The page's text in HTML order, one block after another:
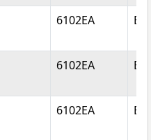
6102EA
6102EA
6102EA